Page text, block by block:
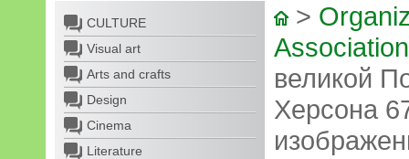
CULTURE
Visual art
Arts and crafts
Design
Cinema
Literature
>
великой
Херсона